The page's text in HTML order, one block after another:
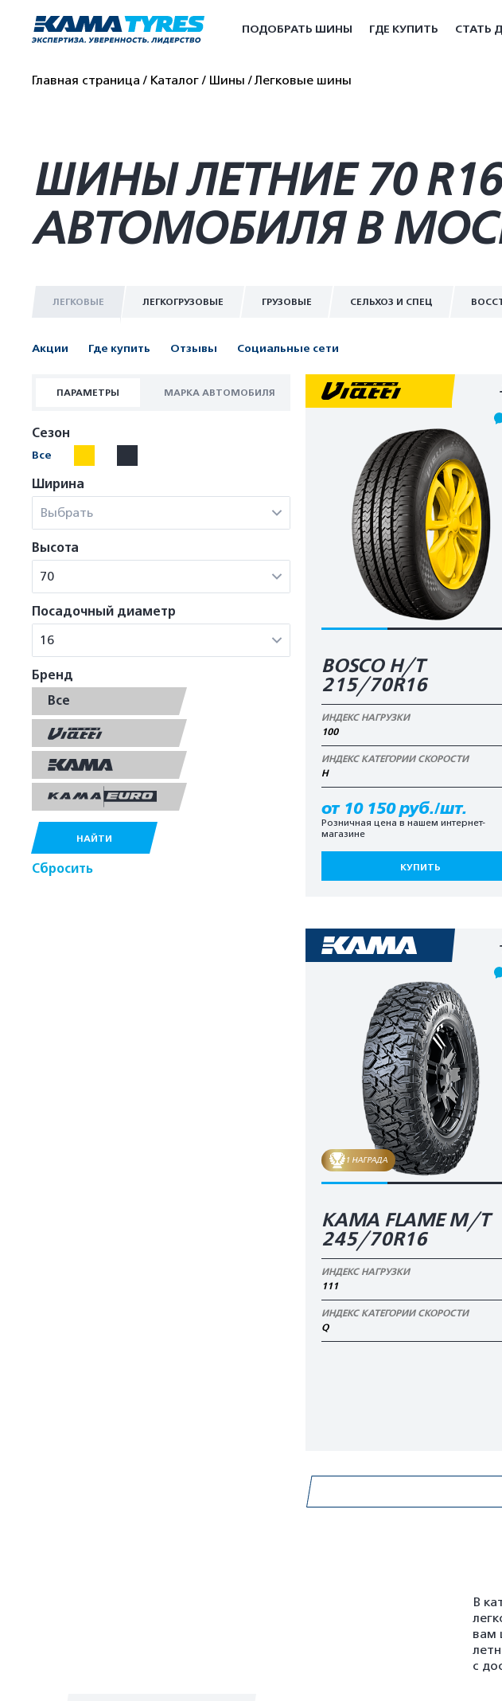
ПОДОБРАТЬ ШИНЫ ГДЕ КУПИТЬ СТАТЬ
Главная страница Каталог Шины Легковые шины
ШИНЫ ЛЕТНИЕ 70
АВТОМОБИЛЯ В
ЛЕГКОВЫЕ ЛЕГКОГРУЗОВЫЕ ГРУЗОВЫЕ СЕЛЬХОЗ И СПЕЦ
Акции Где купить Отзывы Социальные сети
ПАРАМЕТРЫ МАРКА АВТОМОБИЛЯ
Сезон
Все
Ширина
Выбрать
Высота
70
Посадочный диаметр
16
Бренд
Все
НАЙТИ
Сбросить
BOSCO H/T
215/70R16
ИНДЕКС НАГРУЗКИ
100
ИНДЕКС КАТЕГОРИИ СКОРОСТИ
H
от 10 150 руб./шт.
Розничная цена в нашем интернет-
магазине
КУПИТЬ
1 НАГРАДА
КАМА FLAME M/T
245/70R16
ИНДЕКС НАГРУЗКИ
111
ИНДЕКС КАТЕГОРИИ СКОРОСТИ
Q
В
вам
с